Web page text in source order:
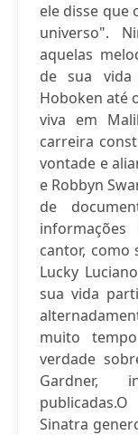
ele disse que
universo".
aquelas
de sua
Hoboken até
viva em
carreira
vontade e
e Robbyn
de
informações
cantor, como
Lucky
sua vida
muito
verdade
Gardner,
Sinatra